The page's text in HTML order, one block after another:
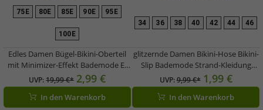
75E 80E 85E 90E 95E
100E
Edles Damen Bügel-Bikini-Oberteil
mit Minimizer-Effekt Bademode E-
Körbchen 976967 Schwarz
UVP:19,99 €* 2,99 €
In den Warenkorb
34 36 38 40 42 44 46
glitzernde Damen Bikini-Hose Bikini-
Slip Bademode Strand-Kleidung
904237 Lila
UVP:9,99 €* 1,99 €
In den Warenkorb